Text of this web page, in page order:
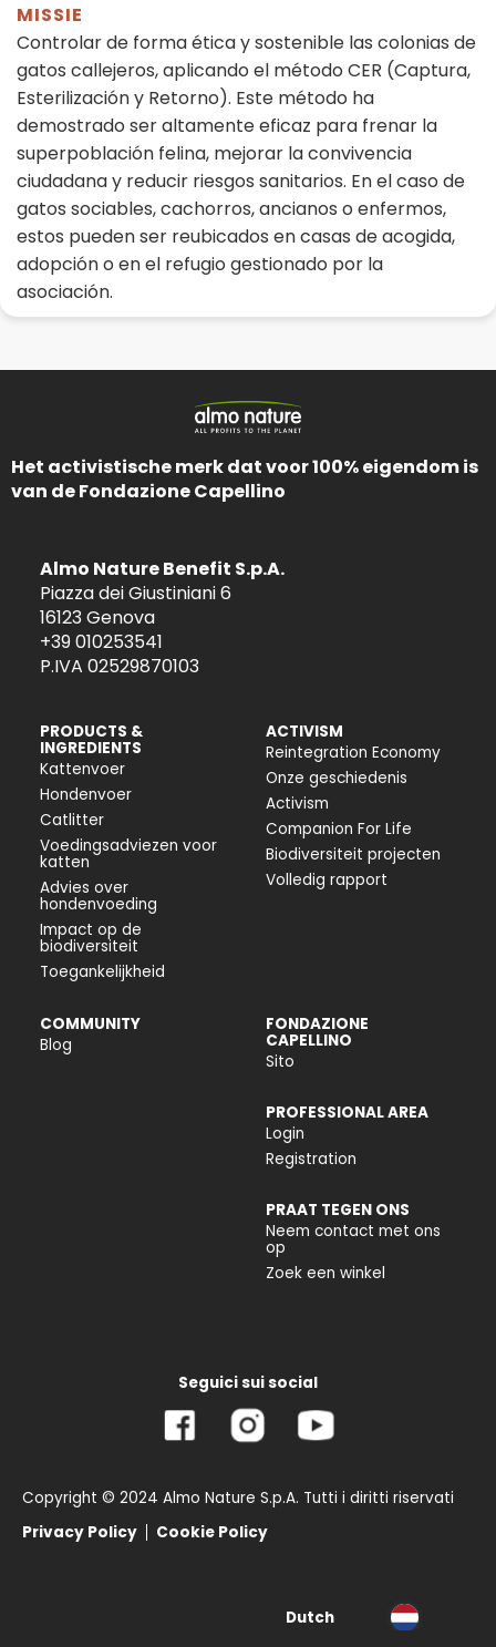
MISSIE
Controlar de forma ética y sostenible las colonias de
gatos callejeros, aplicando el método CER (Captura,
Esterilización y Retorno). Este método ha
demostrado ser altamente eficaz para frenar la
superpoblación felina, mejorar la convivencia
ciudadana y reducir riesgos sanitarios. En el caso de
gatos sociables, cachorros, ancianos o enfermos,
estos pueden ser reubicados en casas de acogida,
adopción o en el refugio gestionado por la
asociación.
Het activistische merk dat voor 100% eigendom is
van de Fondazione Capellino
Almo Nature Benefit S.p.A.
Piazza dei Giustiniani 6
16123 Genova
+39 010253541
P.IVA 02529870103
PRODUCTS &
INGREDIENTS
Kattenvoer
Hondenvoer
Catlitter
Voedingsadviezen voor
katten
Advies over
hondenvoeding
Impact op de
biodiversiteit
Toegankelijkheid
ACTIVISM
Reintegration Economy
Onze geschiedenis
Activism
Companion For Life
Biodiversiteit projecten
Volledig rapport
COMMUNITY
Blog
FONDAZIONE
CAPELLINO
Sito
PROFESSIONAL AREA
Login
Registration
PRAAT TEGEN ONS
Neem contact met ons
op
Zoek een winkel
Seguici sui social
Copyright © 2024 Almo Nature S.p.A. Tutti i diritti riservati
Privacy Policy
Cookie Policy
Dutch